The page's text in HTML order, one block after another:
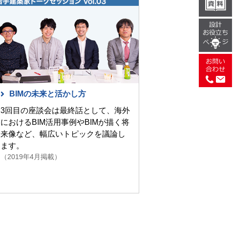
BIMの未来と活かし方
3回目の座談会は最終話として、海外
におけるBIM活用事例やBIMが描く将
来像など、幅広いトピックを議論し
ます。
（2019年4月掲載）